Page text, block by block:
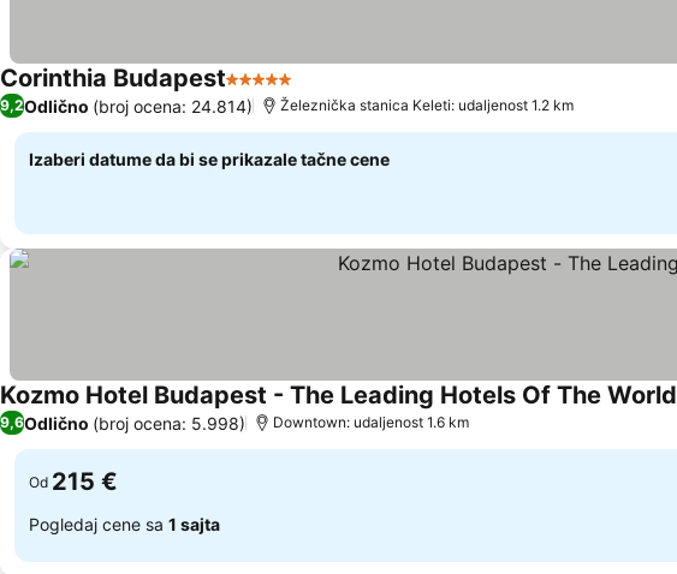
Corinthia Budapest5 Zvezdice
9,2Odlično (broj ocena: 24.814) Železnička stanica Keleti: udaljenost 1.2 km
Izaberi datume da bi se prikazale tačne cene
Kozmo Hotel Budapest - The Leading Hotels Of The World
9,6Odlično (broj ocena: 5.998) Downtown: udaljenost 1.6 km
Od 215 €
Pogledaj cene sa 1 sajta